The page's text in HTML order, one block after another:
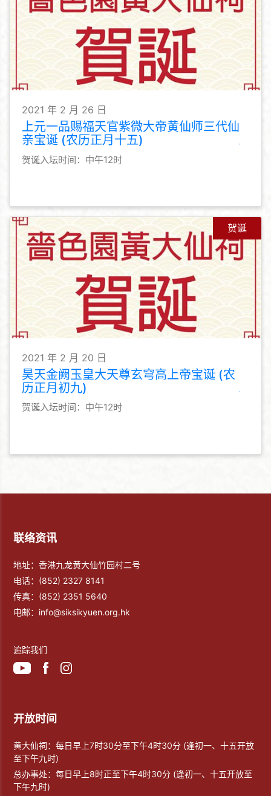
2021 年 2 月 26 日
上元一品赐福天官紫微大帝黄仙师三代仙
亲宝诞 (农历正月十五)
贺诞入坛时间：中午12时
贺诞
2021 年 2 月 20 日
昊天金阙玉皇大天尊玄穹高上帝宝诞 (农
历正月初九)
贺诞入坛时间：中午12时
联络资讯
地址：香港九龙黄大仙竹园村二号
电话： (852) 2327 8141
传真： (852) 2351 5640
电邮： info@siksikyuen.org.hk
追踪我们
开放时间
黄大仙祠：每日早上7时30分至下午4时30分 (逢初一、十五开放
至下午九时)
总办事处：每日早上8时正至下午4时30分 (逢初一、十五开放至
下午九时)